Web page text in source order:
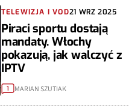
TELEWIZJA I VOD21 WRZ 2025
Piraci sportu dostają
mandaty. Włochy
pokazują, jak walczyć z
IPTV
1 MARIAN SZUTIAK